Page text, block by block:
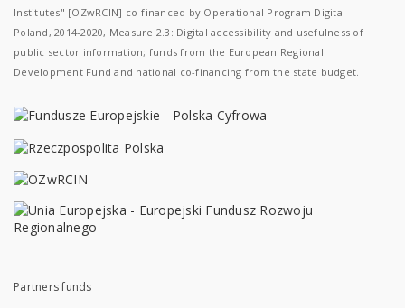
Institutes" [OZwRCIN] co-financed by Operational Program Digital
Poland, 2014-2020, Measure 2.3: Digital accessibility and usefulness of
public sector information; funds from the European Regional
Development Fund and national co-financing from the state budget.
Partners funds